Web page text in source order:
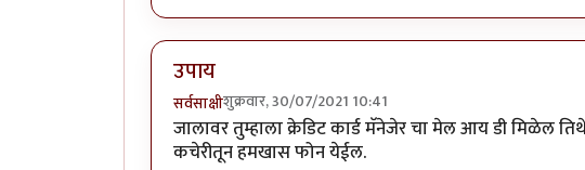
उपाय
सर्वसाक्षीशुक्रवार, 30/07/2021 10:41
जालावर तुम्हाला क्रेडिट कार्ड मॅनेजेर चा मेल आय डी मिळेल
कचेरीतून हमखास फोन येईल.